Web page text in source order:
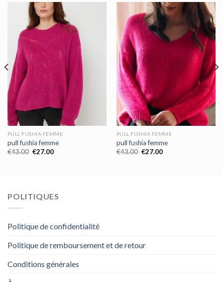
PULL FUSHIA FEMME
pull fushia femme
€43.00 €27.00
PULL FUSHIA FEMME
pull fushia femme
€43.00 €27.00
POLITIQUES
Politique de confidentialité
Politique de remboursement et de retour
Conditions générales